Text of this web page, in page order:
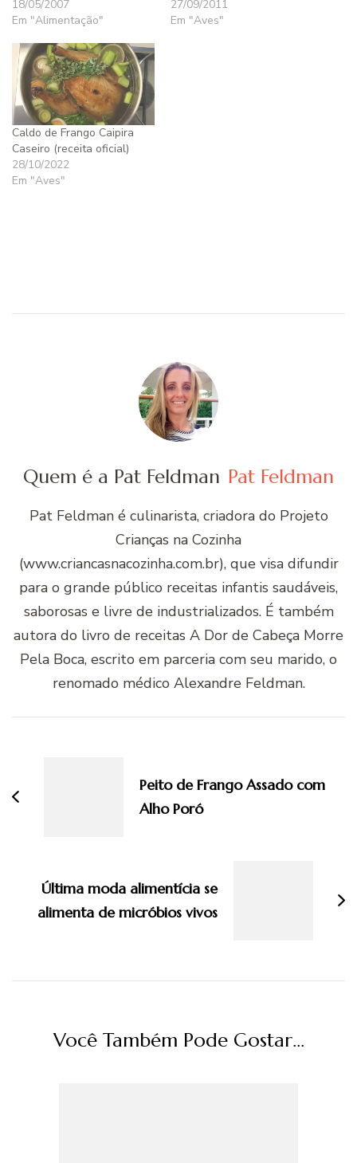
18/05/2007
Em "Alimentação"
27/09/2011
Em "Aves"
Caldo de Frango Caipira
Caseiro (receita oficial)
28/10/2022
Em "Aves"
Quem é a Pat Feldman Pat Feldman
Pat Feldman é culinarista, criadora do Projeto
Crianças na Cozinha
(www.criancasnacozinha.com.br), que visa difundir
para o grande público receitas infantis saudáveis,
saborosas e livre de industrializados. É também
autora do livro de receitas A Dor de Cabeça Morre
Pela Boca, escrito em parceria com seu marido, o
renomado médico Alexandre Feldman.
Peito de Frango Assado com
Alho Poró
Última moda alimentícia se
alimenta de micróbios vivos
Você Também Pode Gostar...